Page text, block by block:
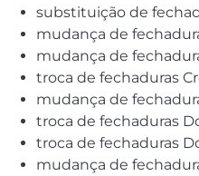
substituição de
mudança de
mudança de
troca de fechaduras
mudança de
troca de fechaduras
troca de fechaduras
mudança de